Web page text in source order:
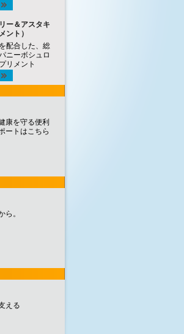
ー＆アスタキ
ント）
配合した、総
ニーボシュロ
リメント
康を守る便利
ートはこちら
ら。
える